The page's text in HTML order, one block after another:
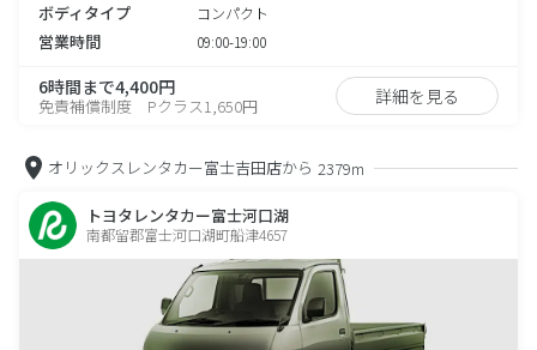
ボディタイプ コンパクト
営業時間 09:00-19:00
6時間まで4,400円
免責補償制度 Pクラス1,650円 詳細を見る
オリックスレンタカー富士吉田店から 2379m
トヨタレンタカー富士河口湖
南都留郡富士河口湖町船津4657